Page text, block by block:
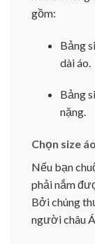
gồm:
Bảng
dài áo.
Bảng
nặng.
Chọn size
Nếu bạn
phải nắm
Bởi chúng
người châu